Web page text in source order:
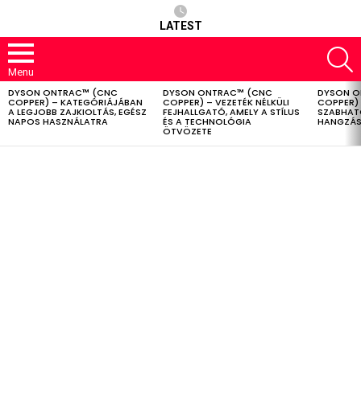
LATEST
Menu
LATEST
STORIES
DYSON ONTRAC™ (CNC
COPPER) – KATEGÓRIÁJÁBAN
A LEGJOBB ZAJKIOLTÁS, EGÉSZ
NAPOS HASZNÁLATRA
DYSON ONTRAC™ (CNC
COPPER) – VEZETÉK NÉLKÜLI
FEJHALLGATÓ, AMELY A STÍLUS
ÉS A TECHNOLÓGIA
ÖTVÖZETE
DYSON
COPPER)